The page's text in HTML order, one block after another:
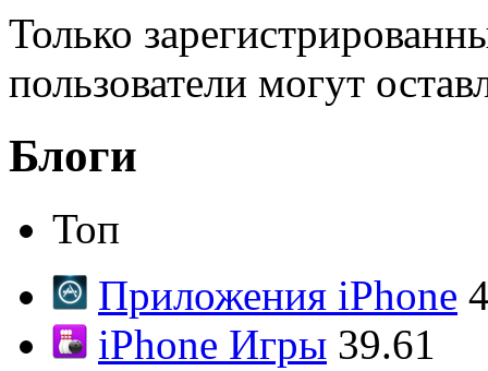
Только
пользователи могут
Блоги
Топ
Приложения iPhone
iPhone Игры 39.61